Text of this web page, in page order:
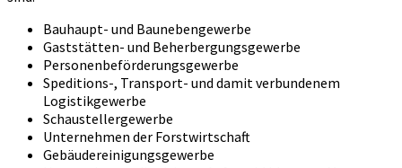
Bauhaupt- und Baunebengewerbe
Gaststätten- und Beherbergungsgewerbe
Personenbeförderungsgewerbe
Speditions-, Transport- und damit verbundenem
Logistikgewerbe
Schaustellergewerbe
Unternehmen der Forstwirtschaft
Gebäudereinigungsgewerbe